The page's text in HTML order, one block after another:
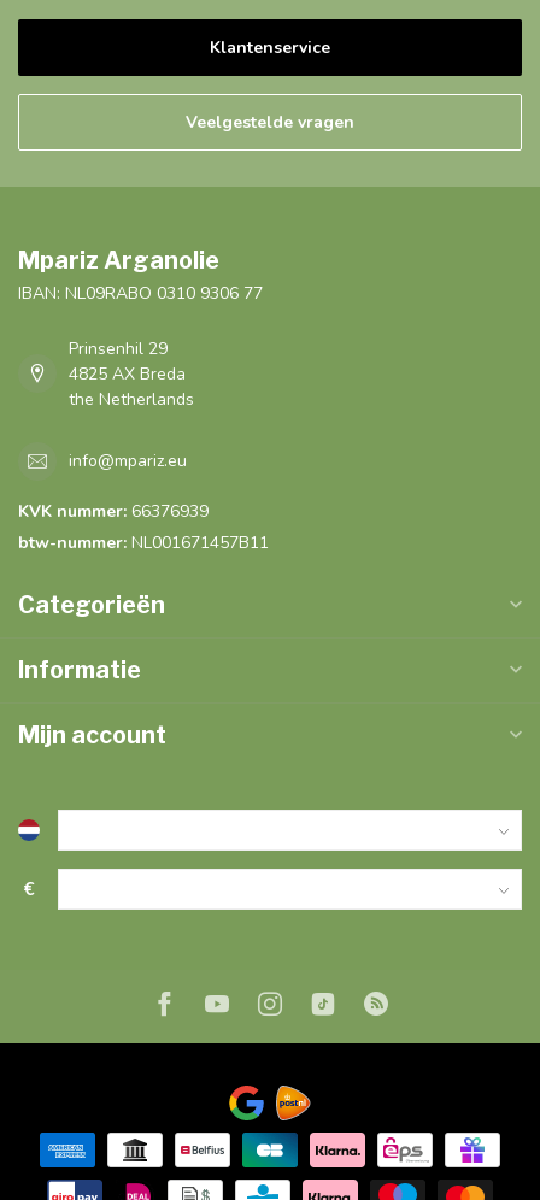
Klantenservice
Veelgestelde vragen
Mpariz Arganolie
IBAN: NL09RABO 0310 9306 77
Prinsenhil 29
4825 AX Breda
the Netherlands
info@mpariz.eu
KVK nummer: 66376939
btw-nummer: NL001671457B11
Categorieën
Informatie
Mijn account
€